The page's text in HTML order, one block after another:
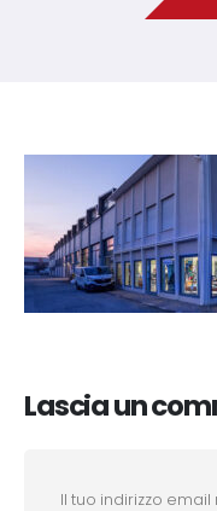
Lascia un
Il tuo indirizzo